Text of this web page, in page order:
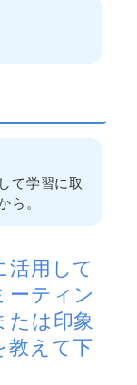
て学習に取
ら。
活用して
ーティン
たは印象
教えて下